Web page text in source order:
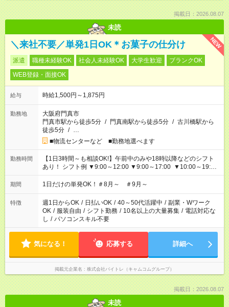
掲載日：2026.08.07
未読
NEW
＼来社不要／単発1日OK＊お菓子の仕分け
派遣 職種未経験OK 社会人未経験OK 大学生歓迎
ブランクOK
WEB登録・面接OK
給与 時給1,500円～1,875円
勤務地
大阪府門真市
門真市駅から徒歩5分 / 門真南駅から徒歩5分 / 古川橋駅から
徒歩5分 / …
■物流センターなど ■勤務地選べます
勤務時間
【1日3時間～も相談OK!】午前中のみや18時以降などのシフト
あり！ シフト例 ▼9:00～12:00 ▼9:00～17:00 ▼10:00～19:00
▼18:00～21:00
期間 1日だけの単発OK！＃8月～ ＃9月～
特徴 週1日からOK / 日払いOK / 40～50代活躍中 / 副業・Wワーク
OK / 服装自由 / シフト勤務 / 10名以上の大量募集 / 電話対応な
し / パソコンスキル不要
気になる！ 応募する 詳細へ
掲載元企業名 株式会社バイトレ（キャムコムグループ）
掲載日：2026.08.07
未読